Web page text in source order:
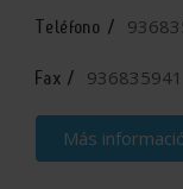
Teléfono /
Fax / 936835941
Más